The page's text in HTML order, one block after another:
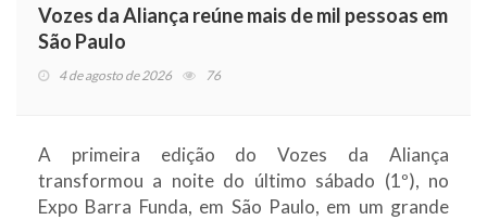
Vozes da Aliança reúne mais de mil pessoas em
São Paulo
4 de agosto de 2026 76
A primeira edição do Vozes da Aliança
transformou a noite do último sábado (1º), no
Expo Barra Funda, em São Paulo, em um grande